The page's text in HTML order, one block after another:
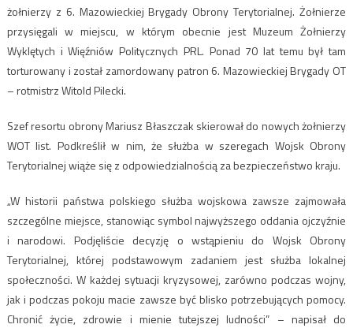
żołnierzy z 6. Mazowieckiej Brygady Obrony Terytorialnej. Żołnierze
przysięgali w miejscu, w którym obecnie jest Muzeum Żołnierzy
Wyklętych i Więźniów Politycznych PRL. Ponad 70 lat temu był tam
torturowany i został zamordowany patron 6. Mazowieckiej Brygady OT
– rotmistrz Witold Pilecki.
Szef resortu obrony Mariusz Błaszczak skierował do nowych żołnierzy
WOT list. Podkreślił w nim, że służba w szeregach Wojsk Obrony
Terytorialnej wiąże się z odpowiedzialnością za bezpieczeństwo kraju.
„W historii państwa polskiego służba wojskowa zawsze zajmowała
szczególne miejsce, stanowiąc symbol najwyższego oddania ojczyźnie
i narodowi. Podjęliście decyzję o wstąpieniu do Wojsk Obrony
Terytorialnej, której podstawowym zadaniem jest służba lokalnej
społeczności. W każdej sytuacji kryzysowej, zarówno podczas wojny,
jak i podczas pokoju macie zawsze być blisko potrzebujących pomocy.
Chronić życie, zdrowie i mienie tutejszej ludności” – napisał do